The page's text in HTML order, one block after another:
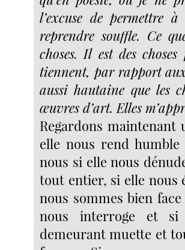
l’excuse de permettre
reprendre souffle. Ce
choses. Il est des
tiennent, par rapport
aussi hautaine que les
œuvres d’art. Elles
Regardons maintenant
elle nous rend
nous si elle nous
tout entier, si elle
nous sommes bien
nous interroge et
demeurant muette et